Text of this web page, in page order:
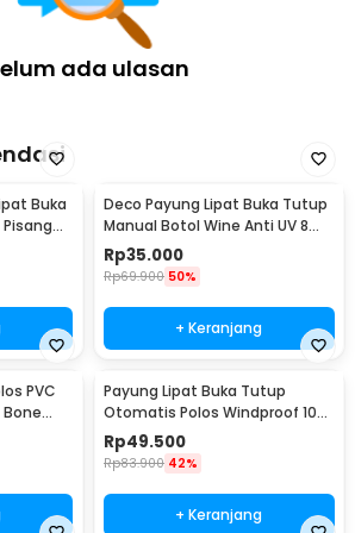
ada ulasan
Buka
Deco Payung Lipat Buka Tutup
Manual Botol Wine Anti UV 8
Bone 97cm - YS06
Rp35.000
Rp69.900 50%
+ Keranjang
PVC
Payung Lipat Buka Tutup
Otomatis Polos Windproof 10
Bone 105cm - CJZ13
Rp49.500
Rp83.900 42%
+ Keranjang